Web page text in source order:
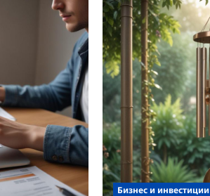
Бизнес и инвестиции